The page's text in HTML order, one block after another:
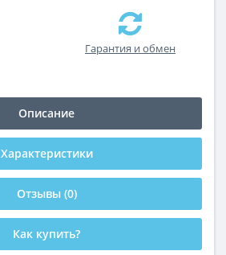
Гарантия и обмен
Описание
Характеристики
Отзывы (0)
Как купить?